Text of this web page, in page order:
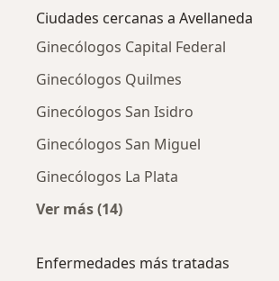
Ciudades cercanas a Avellaneda
Ginecólogos Capital Federal
Ginecólogos Quilmes
Ginecólogos San Isidro
Ginecólogos San Miguel
Ginecólogos La Plata
Ver más (14)
Enfermedades más tratadas